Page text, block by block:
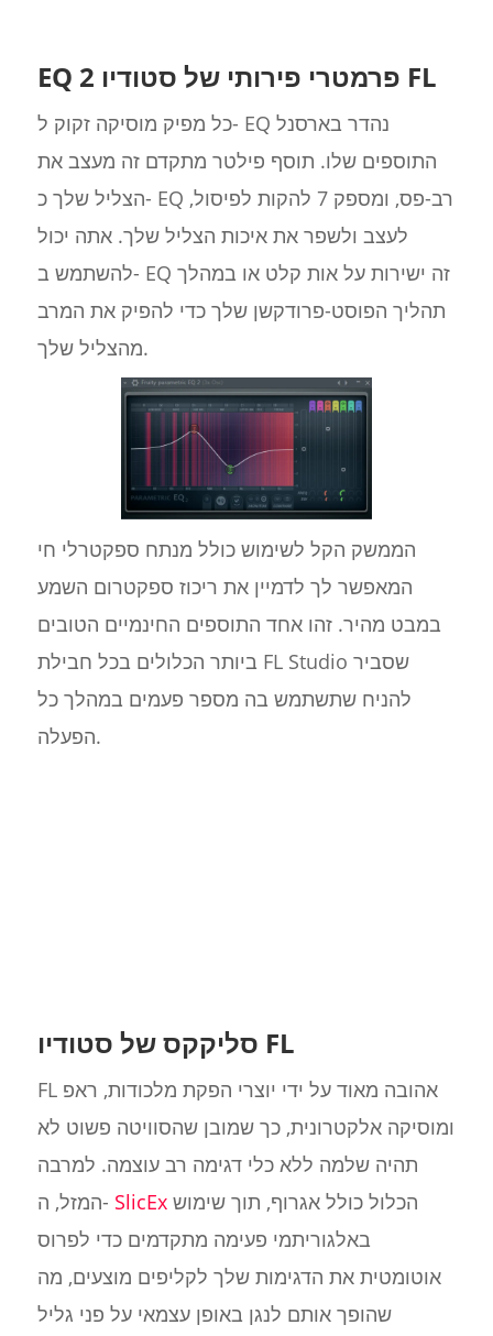
EQ 2 פרמטרי פירותי של סטודיו FL
כל מפיק מוסיקה זקוק ל- EQ נהדר בארסנל
התוספים שלו. תוסף פילטר מתקדם זה מעצב את
הצליל שלך כ- EQ רב-פס, ומספק 7 להקות לפיסול,
לעצב ולשפר את איכות הצליל שלך. אתה יכול
להשתמש ב- EQ זה ישירות על אות קלט או במהלך
תהליך הפוסט-פרודקשן שלך כדי להפיק את המרב
מהצליל שלך.
הממשק הקל לשימוש כולל מנתח ספקטרלי חי
המאפשר לך לדמיין את ריכוז ספקטרום השמע
במבט מהיר. זהו אחד התוספים החינמיים הטובים
ביותר הכלולים בכל חבילת FL Studio שסביר
להניח שתשתמש בה מספר פעמים במהלך כל
הפעלה.
סליקקס של סטודיו FL
FL אהובה מאוד על ידי יוצרי הפקת מלכודות, ראפ
ומוסיקה אלקטרונית, כך שמובן שהסוויטה פשוט לא
תהיה שלמה ללא כלי דגימה רב עוצמה. למרבה
המזל, ה- SlicExהכלול כולל אגרוף, תוך שימוש
באלגוריתמי פעימה מתקדמים כדי לפרוס
אוטומטית את הדגימות שלך לקליפים מוצעים, מה
שהופך אותם לנגן באופן עצמאי על פני גליל